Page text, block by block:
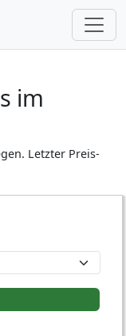
im
Letzter Preis-